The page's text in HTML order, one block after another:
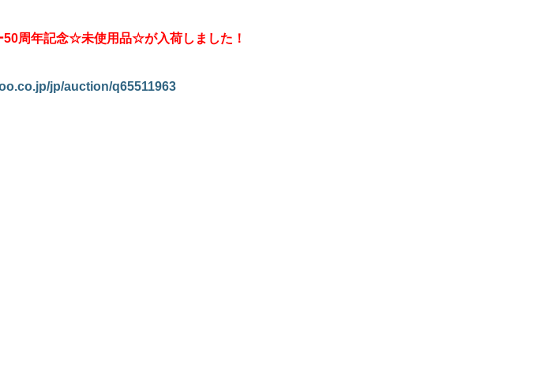
50周年記念☆未使用品☆が入荷しました！
jp/auction/q65511963